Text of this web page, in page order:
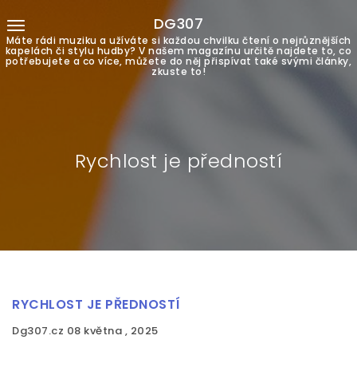
DG307
Máte rádi muziku a užíváte si každou chvilku čtení o nejrůznějších
kapelách či stylu hudby? V našem magazínu určitě najdete to, co
potřebujete a co více, můžete do něj přispívat také svými články,
zkuste to!
Rychlost je předností
RYCHLOST JE PŘEDNOSTÍ
Dg307.cz 08 května , 2025